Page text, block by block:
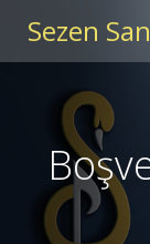
Sezen